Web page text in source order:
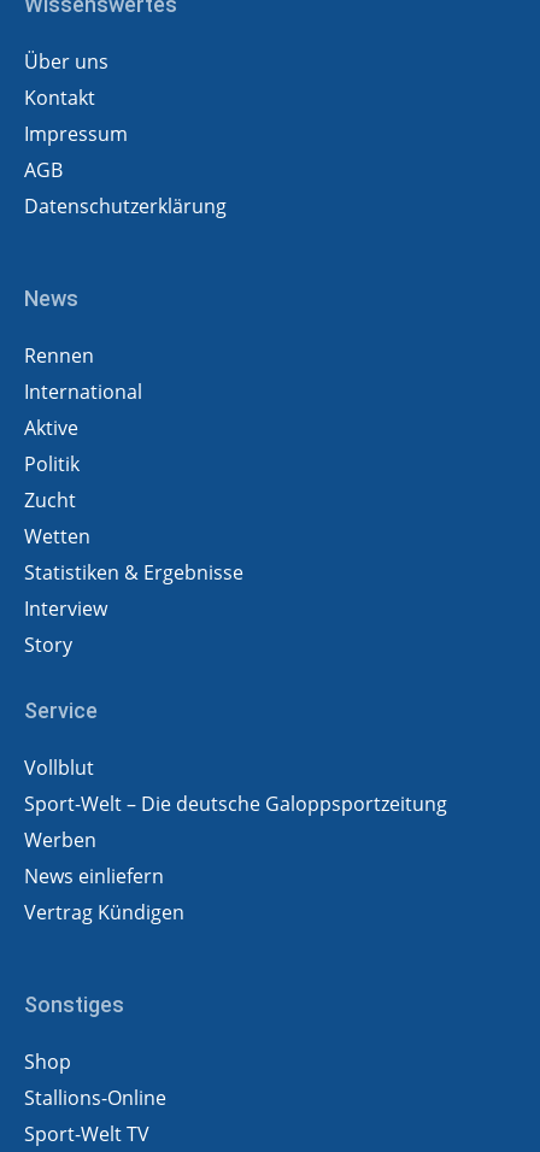
Über uns
Kontakt
Impressum
AGB
Datenschutzerklärung
News
Rennen
International
Aktive
Politik
Zucht
Wetten
Statistiken & Ergebnisse
Interview
Story
Service
Vollblut
Sport-Welt – Die deutsche Galoppsportzeitung
Werben
News einliefern
Vertrag Kündigen
Sonstiges
Shop
Stallions-Online
Sport-Welt TV